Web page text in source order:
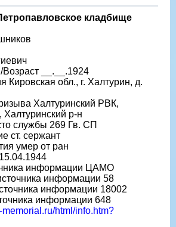
кладбище
__.__.1924
Кировская обл., г. Халтурин, д.
Халтуринский РВК,
Халтуринский р-н
службы 269 Гв. СП
ст. сержант
умер от ран
информации ЦАМО
информации 58
информации 18002
информации 648
memorial.ru/html/info.htm?